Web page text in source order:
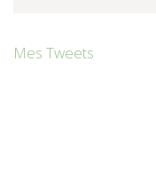
Mes Tweets